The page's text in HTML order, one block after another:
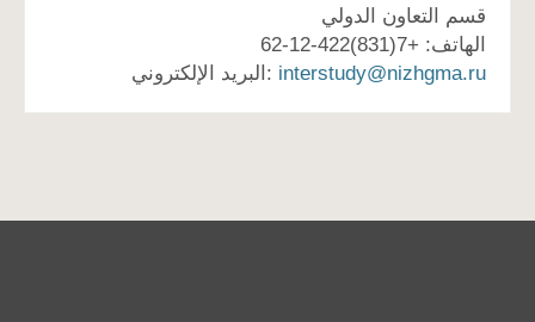
قسم التعاون الدولي
الهاتف: +7(831)422-12-62
البريد الإلكتروني: interstudy@nizhgma.ru